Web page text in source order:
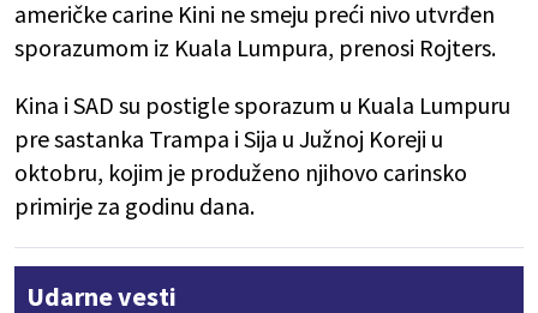
američke carine Kini ne smeju preći nivo utvrđen
sporazumom iz Kuala Lumpura, prenosi Rojters.
Kina i SAD su postigle sporazum u Kuala Lumpuru
pre sastanka Trampa i Sija u Južnoj Koreji u
oktobru, kojim je produženo njihovo carinsko
primirje za godinu dana.
Udarne vesti